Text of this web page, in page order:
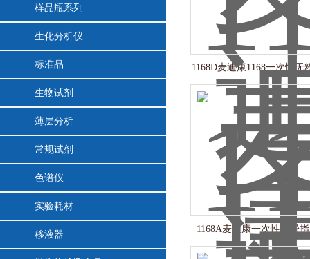
样品瓶系列
生化分析仪
标准品
生物试剂
薄层分析
常规试剂
色谱仪
实验耗材
移液器
1168D麦迪康1168一次性无
套
1168A麦迪康一次性无粉